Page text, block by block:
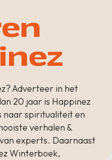
Adverteer in het
20 jaar is Happinez
naar spiritualiteit en
verhalen &
experts. Daarnaast
Winterboek,